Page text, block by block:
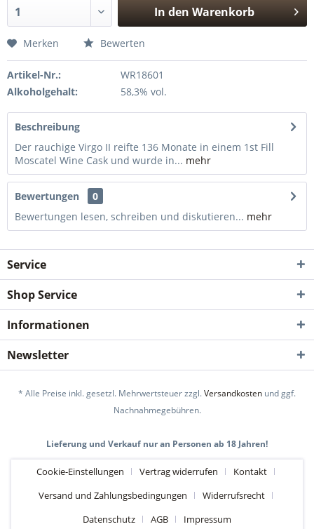
In den Warenkorb
Merken Bewerten
Artikel-Nr.:
WR18601
Alkoholgehalt:
58,3% vol.
Beschreibung
Der rauchige Virgo II reifte 136 Monate in einem 1st Fill
Moscatel Wine Cask und wurde in... mehr
Bewertungen
0
Bewertungen lesen, schreiben und diskutieren... mehr
Service
Shop Service
Informationen
Newsletter
* Alle Preise inkl. gesetzl. Mehrwertsteuer zzgl.Versandkosten und ggf.
Nachnahmegebühren.
Lieferung und Verkauf nur an Personen ab 18 Jahren!
Cookie-Einstellungen Vertrag widerrufen
Kontakt
Versand und Zahlungsbedingungen
Widerrufsrecht
Datenschutz
AGB Impressum